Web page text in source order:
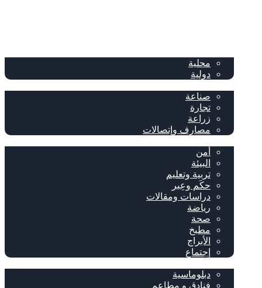
محلية
دولية
صناعة
تجارة
زراعة
مصارف وإتصالات
أمن
البيئة
تربية وتعليم
حكَم وعِبر
دراسات ومقالات
رياضة
صحة
مطبخ
الأبراج
إجتماع
دبلوماسية
فنادق و مطاعم